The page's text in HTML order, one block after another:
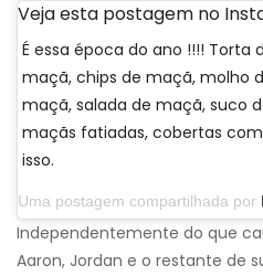
Veja esta postagem no
É essa época do ano !!!!
maçã, chips de maçã, molho
maçã, salada de maçã, suco
maçãs fatiadas, cobertas
isso.
Uma postagem compartilhada por
Independentemente do que
Aaron, Jordan e o restante de